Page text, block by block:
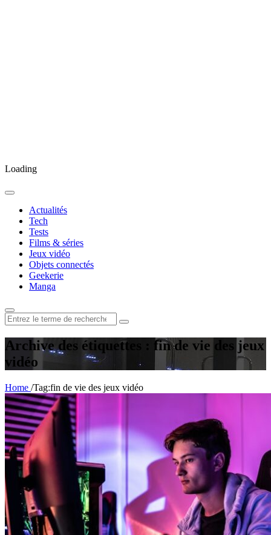
Loading
Actualités
Tech
Tests
Films & séries
Jeux vidéo
Objets connectés
Geekerie
Manga
Rechercher
:
Archive des étiquettes : fin de vie des jeux
vidéo
Home /Tag:fin de vie des jeux vidéo